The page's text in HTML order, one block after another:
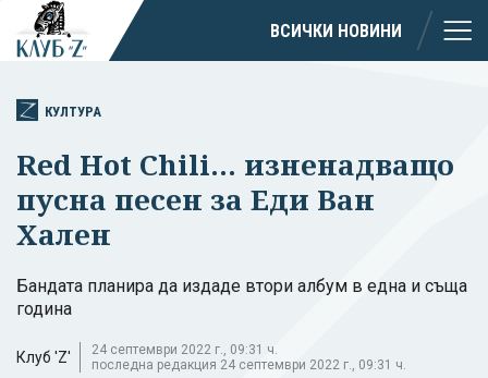
ВСИЧКИ НОВИНИ
КУЛТУРА
Red Hot Chili... изненадващо
пусна песен за Еди Ван
Хален
Бандата планира да издаде втори албум в една и съща
година
Клуб 'Z'
24 септември 2022 г., 09:31 ч.
последна редакция 24 септември 2022 г., 09:31 ч.